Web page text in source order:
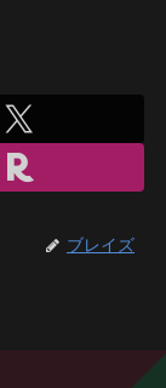
ブレイズ